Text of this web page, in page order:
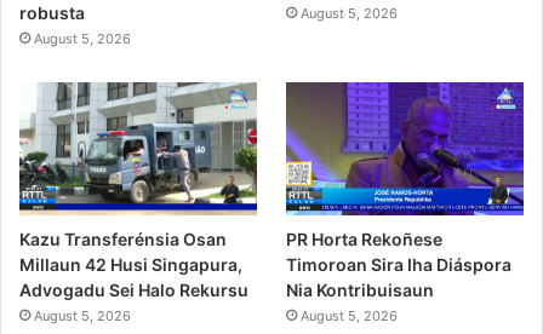
robusta
August 5, 2026
August 5, 2026
Kazu Transferénsia Osan
Millaun 42 Husi Singapura,
Advogadu Sei Halo Rekursu
August 5, 2026
PR Horta Rekoñese
Timoroan Sira Iha Diáspora
Nia Kontribuisaun
August 5, 2026